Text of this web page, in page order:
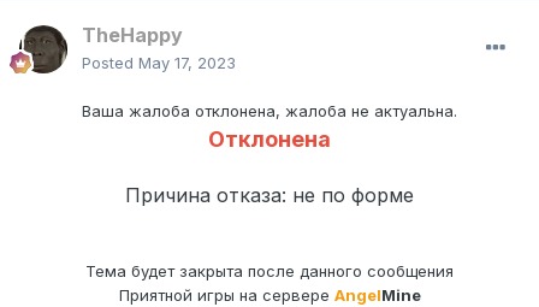
TheHappy
Posted May 17, 2023
Ваша жалоба отклонена, жалоба не актуальна.
Отклонена
Причина отказа: не по форме
Тема будет закрыта после данного сообщения
Приятной игры на сервере AngelMine